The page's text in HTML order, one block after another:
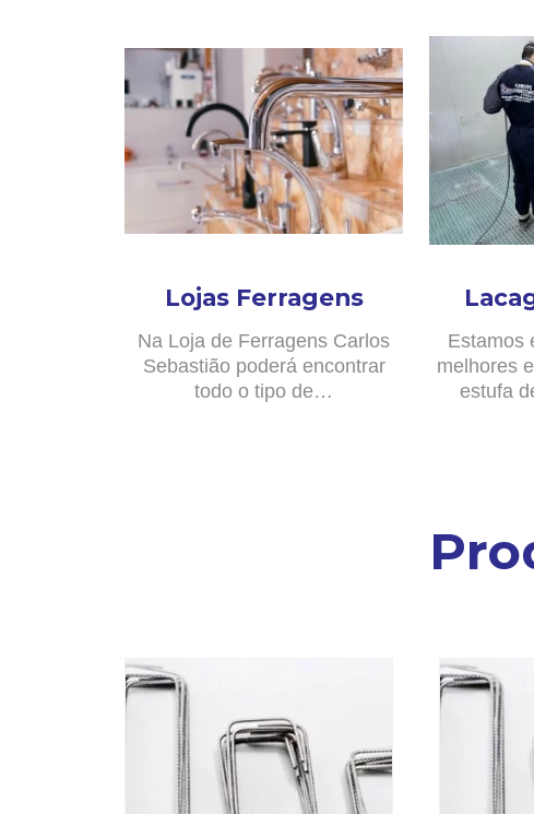
Lojas Ferragens
Na Loja de Ferragens Carlos
Sebastião poderá encontrar
todo o tipo de…
Estamos
melhores
estufa